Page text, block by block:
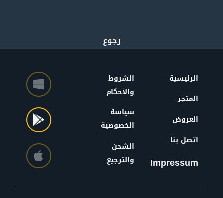
الرئيسية
المتجر
العروض
اتصل بنا
Impressum
الشروط
والأحكام
سياسة
الخصوصية
الشحن
والترجيع